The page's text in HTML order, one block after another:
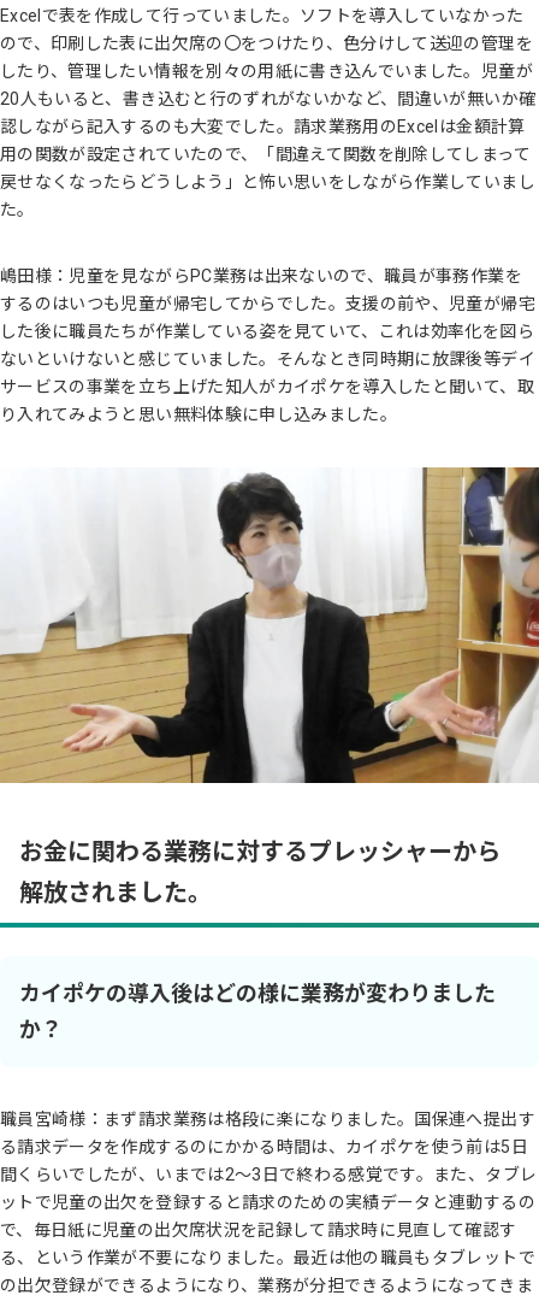
Excelで表を作成して行っていました。ソフトを導入していなかった
ので、印刷した表に出欠席の〇をつけたり、色分けして送迎の管理を
したり、管理したい情報を別々の用紙に書き込んでいました。児童が
20人もいると、書き込むと行のずれがないかなど、間違いが無いか確
認しながら記入するのも大変でした。請求業務用のExcelは金額計算
用の関数が設定されていたので、「間違えて関数を削除してしまって
戻せなくなったらどうしよう」と怖い思いをしながら作業していまし
た。
嶋田様：児童を見ながらPC業務は出来ないので、職員が事務作業を
するのはいつも児童が帰宅してからでした。支援の前や、児童が帰宅
した後に職員たちが作業している姿を見ていて、これは効率化を図ら
ないといけないと感じていました。そんなとき同時期に放課後等デイ
サービスの事業を立ち上げた知人がカイポケを導入したと聞いて、取
り入れてみようと思い無料体験に申し込みました。
お金に関わる業務に対するプレッシャーから
解放されました。
カイポケの導入後はどの様に業務が変わりました
か？
職員宮崎様：まず請求業務は格段に楽になりました。国保連へ提出す
る請求データを作成するのにかかる時間は、カイポケを使う前は5日
間くらいでしたが、いまでは2〜3日で終わる感覚です。また、タブレ
ットで児童の出欠を登録すると請求のための実績データと連動するの
で、毎日紙に児童の出欠席状況を記録して請求時に見直して確認す
る、という作業が不要になりました。最近は他の職員もタブレットで
の出欠登録ができるようになり、業務が分担できるようになってきま